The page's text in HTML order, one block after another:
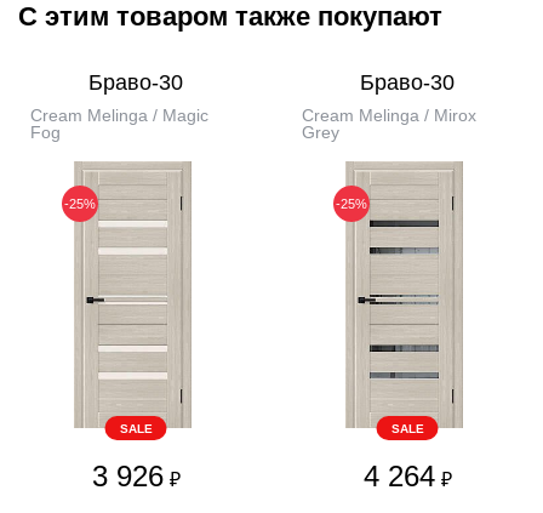
С этим товаром также покупают
Браво-30
Cream Melinga / Magic
Fog
-25%
SALE
3 926 ₽
Браво-30
Cream Melinga / Mirox
Grey
-25%
SALE
4 264 ₽